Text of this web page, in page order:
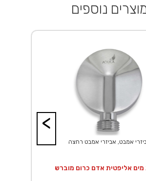
נוספים
אמבט, אביזרי אמבט רחצה
מים אליפטית אדם כרום מוברש
<